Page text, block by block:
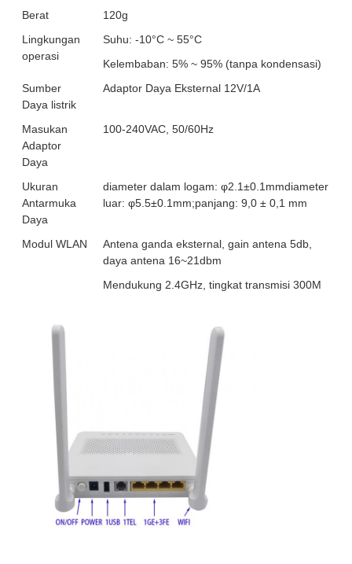
Berat
120g
Lingkungan
operasi
Suhu: -10°C ~ 55°C
Kelembaban: 5% ~ 95% (tanpa kondensasi)
Sumber
Daya listrik
Adaptor Daya Eksternal 12V/1A
Masukan
Adaptor
Daya
100-240VAC, 50/60Hz
Ukuran
Antarmuka
Daya
diameter dalam logam: φ2.1±0.1mmdiameter
luar: φ5.5±0.1mm;panjang: 9,0 ± 0,1 mm
Modul WLAN
Antena ganda eksternal, gain antena 5db,
daya antena 16~21dbm
Mendukung 2.4GHz, tingkat transmisi 300M